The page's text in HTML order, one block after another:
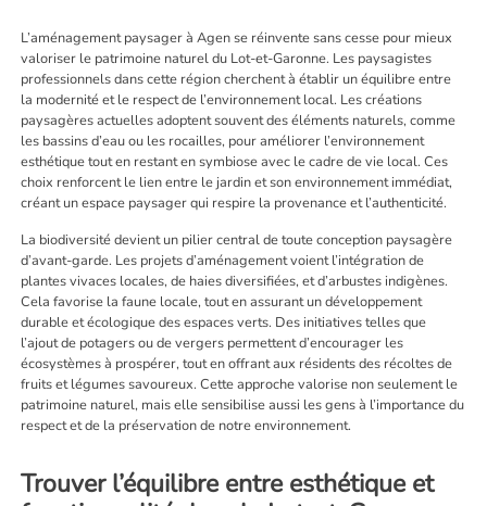
L’aménagement paysager à Agen se réinvente sans cesse pour mieux
valoriser le patrimoine naturel du Lot-et-Garonne. Les paysagistes
professionnels dans cette région cherchent à établir un équilibre entre
la modernité et le respect de l’environnement local. Les créations
paysagères actuelles adoptent souvent des éléments naturels, comme
les bassins d’eau ou les rocailles, pour améliorer l’environnement
esthétique tout en restant en symbiose avec le cadre de vie local. Ces
choix renforcent le lien entre le jardin et son environnement immédiat,
créant un espace paysager qui respire la provenance et l’authenticité.
La biodiversité devient un pilier central de toute conception paysagère
d’avant-garde. Les projets d’aménagement voient l’intégration de
plantes vivaces locales, de haies diversifiées, et d’arbustes indigènes.
Cela favorise la faune locale, tout en assurant un développement
durable et écologique des espaces verts. Des initiatives telles que
l’ajout de potagers ou de vergers permettent d’encourager les
écosystèmes à prospérer, tout en offrant aux résidents des récoltes de
fruits et légumes savoureux. Cette approche valorise non seulement le
patrimoine naturel, mais elle sensibilise aussi les gens à l’importance du
respect et de la préservation de notre environnement.
Trouver l’équilibre entre esthétique et